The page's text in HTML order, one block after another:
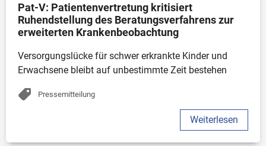
Pat-V: Patientenvertretung kritisiert
Ruhendstellung des Beratungsverfahrens zur
erweiterten Krankenbeobachtung
Versorgungslücke für schwer erkrankte Kinder und
Erwachsene bleibt auf unbestimmte Zeit bestehen
Pressemitteilung
Weiterlesen